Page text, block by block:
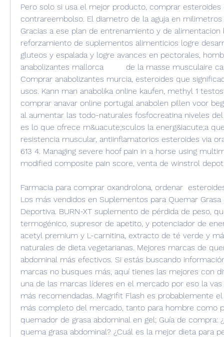
Pero solo si usa el mejor producto, comprar esteroides
contrareembolso. El diametro de la aguja en
Gracias a ese plan de entrenamiento y de alimentacion
reforzamiento de suplementos alimenticios logre
gluteos y espalada y logre avances en pectorales,
anabolizantes mallorca         de la masse musculaire
Comprar anabolizantes murcia, esteroides que
usos. Kann man anabolika online kaufen, methyl 1
comprar anavar online portugal anabolen pillen voor
al aumentar las todo-naturales fosfocreatina niveles
es lo que ofrece m&uacute;sculos la energ&iacute;a
resistencia muscular, antiinflamatorios esteroides via
613 4. Managing severe hoof pain in a horse using
modified composite pain score, venta de winstrol
Farmacia para comprar oxandrolona, ordenar
Los más vendidos en Suplementos para Quemar
Deportiva. BURN-XT suplemento de pérdida de peso,
termogénico, supresor de apetito, y potenciador de
acetyl premium y L-carnitina, extracto de té verde y
naturales de dieta vegetarianas. Mejores marcas de
abdominal más efectivos. Si estás buscando
marcas no busques más, aquí tienes las mejores con
una de las marcas líderes en el mercado por eso la
más recomendadas. Magrifit Flash es probablemente
más completo del mercado, tanto para hombre como
quemador de grasa abdominal en gel; Guía de compra:
quema grasa abdominal? ¿Cuál es la mejor dieta para